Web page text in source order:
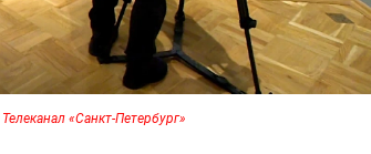
Телеканал «Санкт-Петербург»